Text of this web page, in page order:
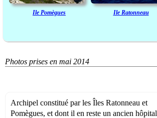
Ile Pomègues Ile Ratonneau
Photos prises en mai 2014
Archipel constitué par les Îles Ratonneau et
Pomègues, et dont il en reste un ancien hôpital